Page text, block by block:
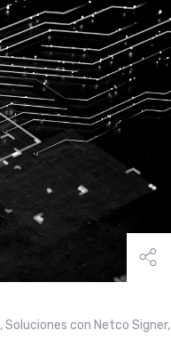
,Soluciones con Netco Signer,